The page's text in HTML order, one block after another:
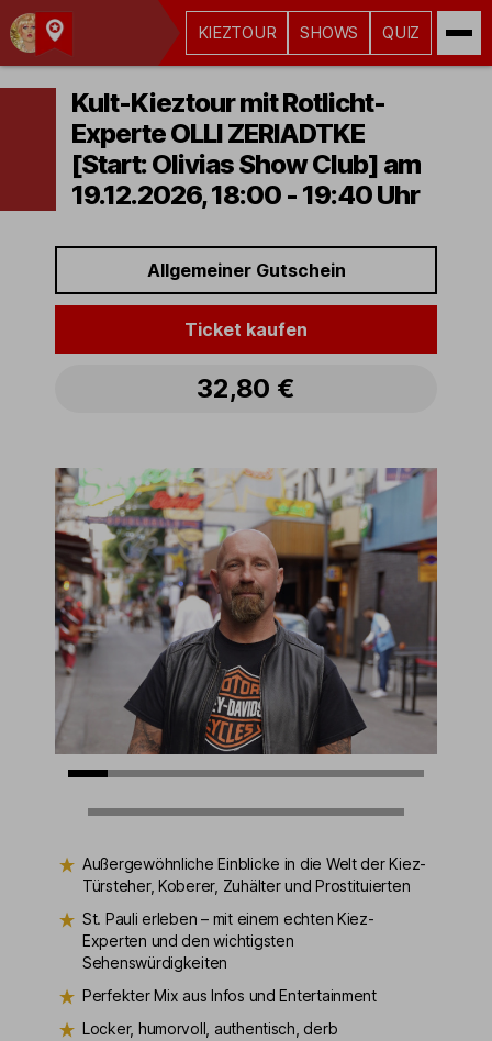
Kult-
Kieztouren
Hamburg
KIEZTOUR SHOWS QUIZ
Kult-Kieztour mit Rotlicht-
Experte OLLI ZERIADTKE
[Start: Olivias Show Club] am
19.12.2026, 18:00 - 19:40 Uhr
Allgemeiner Gutschein
Ticket kaufen
32,80 €
Außergewöhnliche Einblicke in die Welt der Kiez-
Türsteher, Koberer, Zuhälter und Prostituierten
St. Pauli erleben – mit einem echten Kiez-
Experten und den wichtigsten
Sehenswürdigkeiten
Perfekter Mix aus Infos und Entertainment
Locker, humorvoll, authentisch, derb